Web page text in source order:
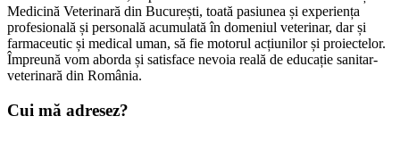
Medicină Veterinară din București, toată pasiunea și experiența
profesională și personală acumulată în domeniul veterinar, dar și
farmaceutic și medical uman, să fie motorul acțiunilor și proiectelor.
Împreună vom aborda și satisface nevoia reală de educație sanitar-
veterinară din România.
Cui mă adresez?